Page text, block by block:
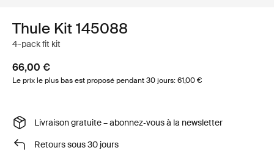
Thule Kit 145088
4-pack fit kit
66,00 €
Le prix le plus bas est proposé pendant 30 jours: 61,00 €
Livraison gratuite – abonnez‑vous à la newsletter
Retours sous 30 jours